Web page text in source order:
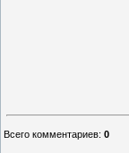
Всего комментариев: 0